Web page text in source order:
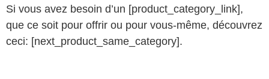
Si vous avez besoin d’un [product_category_link],
que ce soit pour offrir ou pour vous-même, découvrez
ceci: [next_product_same_category].